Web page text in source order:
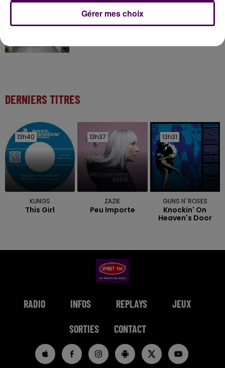
12h02
Deux rixes en trois semaines : le préfet ordonne
la fermeture d'une...
DERNIERS TITRES
13h40
13h40
KUNGS
This Girl
13h37
13h37
ZAZIE
Peu Importe
13h31
13h31
GUNS N' ROSES
Knockin' On
Heaven's Door
RADIO INFOS REPLAYS JEUX
SORTIES CONTACT
Gérer mes choix